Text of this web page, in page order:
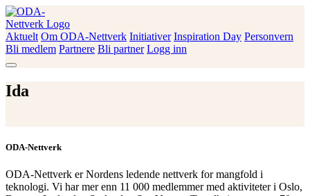
Skip
to
content
ODA-Nettverk
Aktuelt Om ODA-Nettverk Initiativer Inspiration Day Personvern
Bli medlem Partnere Bli partner Logg inn
Ida
ODA-Nettverk
ODA-Nettverk er Nordens ledende nettverk for mangfold i
teknologi. Vi har mer enn 11 000 medlemmer med aktiviteter i Oslo,